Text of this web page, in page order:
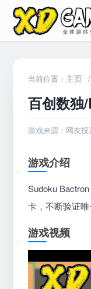
当前位置： 主页 /
百创数独
游戏来源：网友投
游戏介绍
Sudoku
卡，不断验证唯
游戏视频